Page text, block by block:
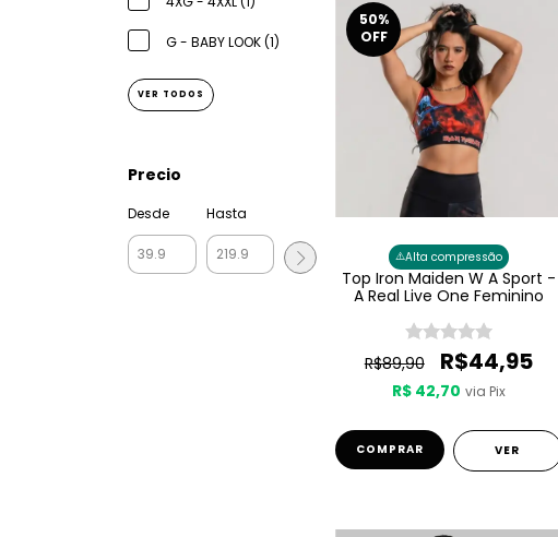
G - BABY LOOK (1)
VER TODOS
Precio
Desde Hasta
50%
OFF
⚠️Alta compressão
Top Iron Maiden W A Sport -
A Real Live One Feminino
R$89,90 R$44,95
R$ 42,70 via Pix
COMPRAR VER